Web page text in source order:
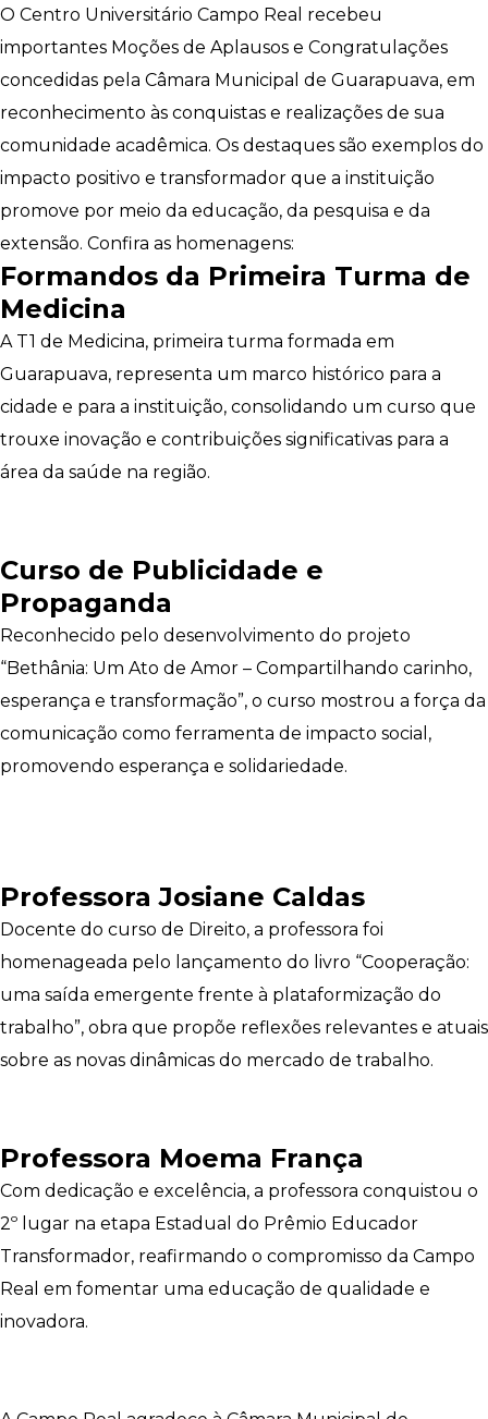
O Centro Universitário Campo Real recebeu
importantes Moções de Aplausos e Congratulações
concedidas pela Câmara Municipal de Guarapuava, em
reconhecimento às conquistas e realizações de sua
comunidade acadêmica. Os destaques são exemplos do
impacto positivo e transformador que a instituição
promove por meio da educação, da pesquisa e da
extensão. Confira as homenagens:
Formandos da Primeira Turma de
Medicina
A T1 de Medicina, primeira turma formada em
Guarapuava, representa um marco histórico para a
cidade e para a instituição, consolidando um curso que
trouxe inovação e contribuições significativas para a
área da saúde na região.
Curso de Publicidade e
Propaganda
Reconhecido pelo desenvolvimento do projeto
“Bethânia: Um Ato de Amor – Compartilhando carinho,
esperança e transformação”, o curso mostrou a força da
comunicação como ferramenta de impacto social,
promovendo esperança e solidariedade.
Professora Josiane Caldas
Docente do curso de Direito, a professora foi
homenageada pelo lançamento do livro “Cooperação:
uma saída emergente frente à plataformização do
trabalho”, obra que propõe reflexões relevantes e atuais
sobre as novas dinâmicas do mercado de trabalho.
Professora Moema França
Com dedicação e excelência, a professora conquistou o
2º lugar na etapa Estadual do Prêmio Educador
Transformador, reafirmando o compromisso da Campo
Real em fomentar uma educação de qualidade e
inovadora.